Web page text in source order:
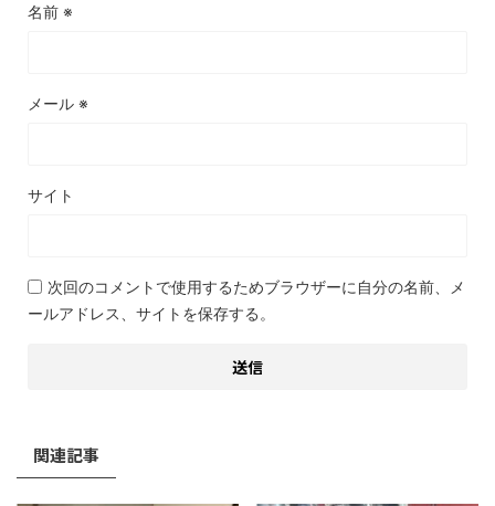
名前 ※
メール ※
サイト
次回のコメントで使用するためブラウザーに自分の名前、メ
ールアドレス、サイトを保存する。
関連記事